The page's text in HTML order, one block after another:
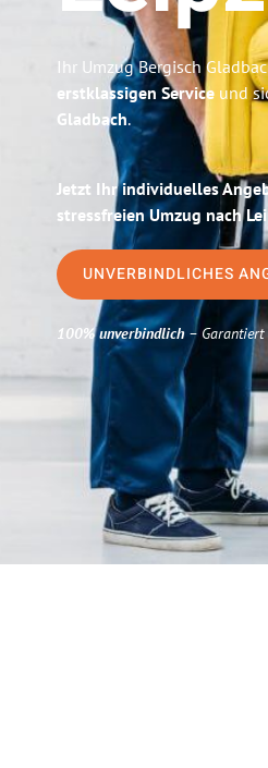
Ihr Umzug Bergisch
erstklassigen Service und
Gladbach.
Jetzt Ihr individuelles
stressfreien Umzug nach
UNVERBINDLICHES
100% unverbindlich– Garantiert